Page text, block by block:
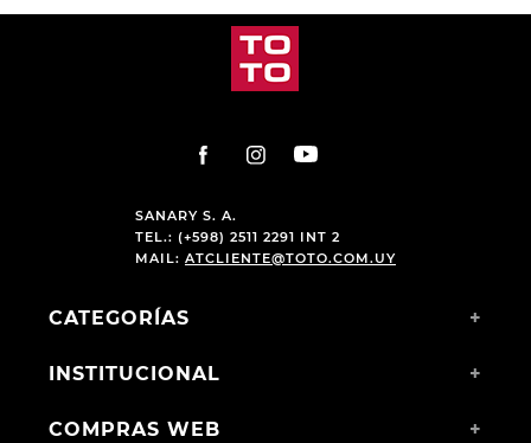
SANARY S. A.
TEL.: (+598) 2511 2291 INT 2
MAIL: ATCLIENTE@TOTO.COM.UY
CATEGORÍAS +
INSTITUCIONAL +
COMPRAS WEB +